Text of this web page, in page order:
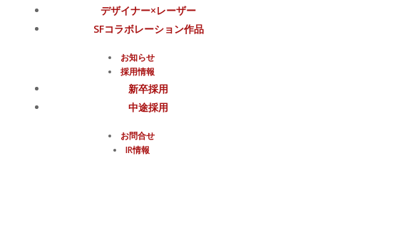
デザイナー×レーザー
SFコラボレーション作品
お知らせ
採用情報
新卒採用
中途採用
お問合せ
IR情報